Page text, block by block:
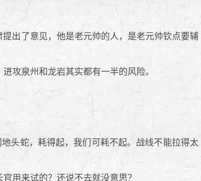
出了意见，他是老元帅的人，是老元帅钦点要辅
攻泉州和龙岩其实都有一半的风险。
头蛇，耗得起，我们可耗不起。战线不能拉得太
用来试的？还说不去就没意思？